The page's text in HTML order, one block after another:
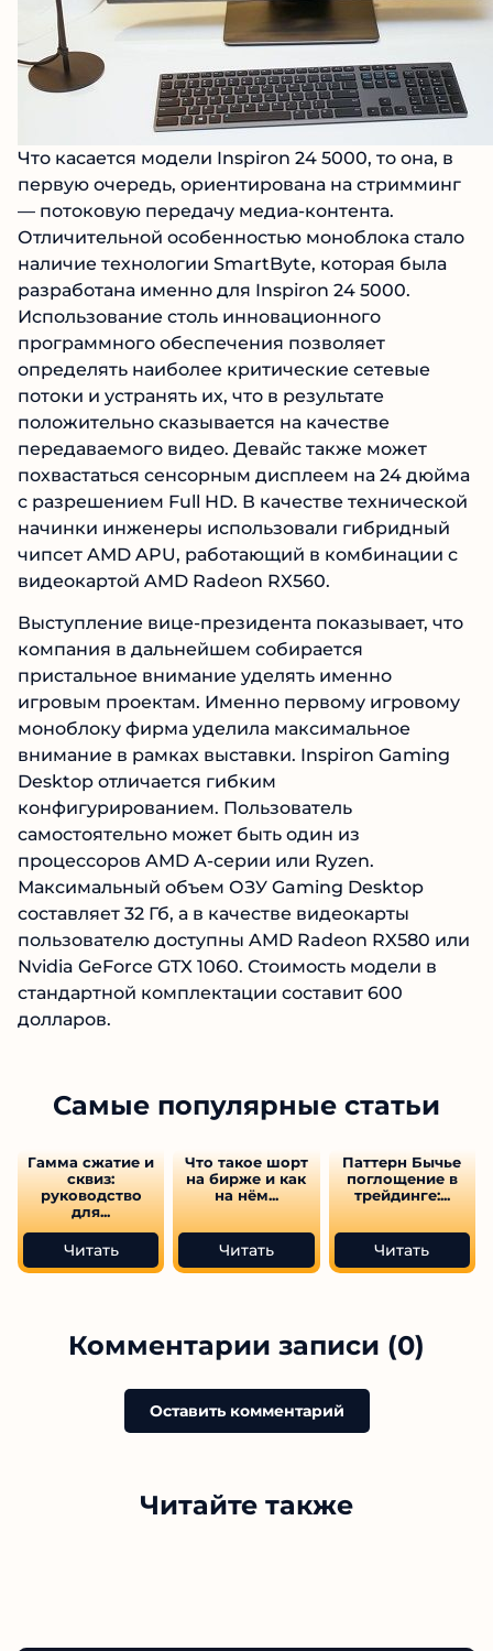
Что касается модели Inspiron 24 5000, то она, в
первую очередь, ориентирована на стримминг
— потоковую передачу медиа-контента.
Отличительной особенностью моноблока стало
наличие технологии SmartByte, которая была
разработана именно для Inspiron 24 5000.
Использование столь инновационного
программного обеспечения позволяет
определять наиболее критические сетевые
потоки и устранять их, что в результате
положительно сказывается на качестве
передаваемого видео. Девайс также может
похвастаться сенсорным дисплеем на 24 дюйма
с разрешением Full HD. В качестве технической
начинки инженеры использовали гибридный
чипсет AMD APU, работающий в комбинации с
видеокартой AMD Radeon RX560.
Выступление вице-президента показывает, что
компания в дальнейшем собирается
пристальное внимание уделять именно
игровым проектам. Именно первому игровому
моноблоку фирма уделила максимальное
внимание в рамках выставки. Inspiron Gaming
Desktop отличается гибким
конфигурированием. Пользователь
самостоятельно может быть один из
процессоров AMD A-серии или Ryzen.
Максимальный объем ОЗУ Gaming Desktop
составляет 32 Гб, а в качестве видеокарты
пользователю доступны AMD Radeon RX580 или
Nvidia GeForce GTX 1060. Стоимость модели в
стандартной комплектации составит 600
долларов.
Самые популярные статьи
Гамма сжатие и
сквиз:
руководство
для...
Читать
Что такое шорт
на бирже и как
на нём...
Читать
Паттерн Бычье
поглощение в
трейдинге:...
Читать
Комментарии записи (0)
Оставить комментарий
Читайте также